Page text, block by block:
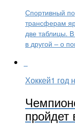
Спортивный
трансферам
две таблицы.
в другой – о
Хоккей1 год
пройдет